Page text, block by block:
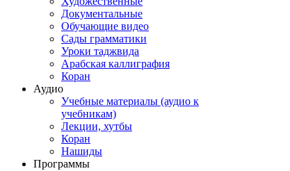
Документальные
Обучающие видео
Сады грамматики
Уроки таджвида
Арабская каллиграфия
Коран
Аудио
Учебные материалы (аудио к
учебникам)
Лекции, хутбы
Коран
Нашиды
Программы